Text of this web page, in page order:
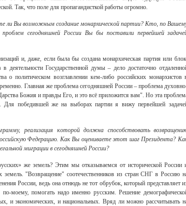
Так, что поле для пропагандисткой работы огромно.
ли Вы возможным создание монархической партии? Кто, по
сегодняшней России Вы бы поставили первейшей
и, даже, если была бы создана монархическая партия или
деятельности Государственной думы – дело достаточно
о политическом возглавлении кем-либо российских монархистов
Главная же проблема сегодняшней России – проблема
Божия и правды Его, и это всё приложится вам". Но эта
Для победившей же на выборах партии я вижу первейшей
реализация которой должна способствовать
Федерацию. Как Вы оцениваете этот шаг Президента?
миграции в сегодняшней России?
же земель? Этим мы отказываемся от исторической России
земель. "Возвращение" соотечественников из стран СНГ в Россию
России, ведь она отнюдь не тот обрубок, который представляет
моему, помогать надо именно русским. Решение
и экономических, и национальных. Вряд ли можно рассчитывать